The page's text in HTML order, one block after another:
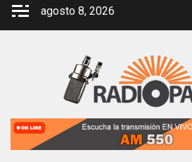
Saltar
agosto 8, 2026